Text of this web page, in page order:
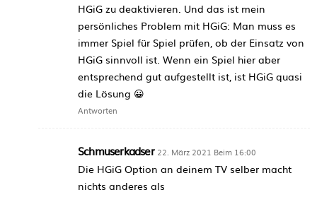
HGiG zu deaktivieren. Und das ist mein
persönliches Problem mit HGiG: Man muss es
immer Spiel für Spiel prüfen, ob der Einsatz von
HGiG sinnvoll ist. Wenn ein Spiel hier aber
entsprechend gut aufgestellt ist, ist HGiG quasi
die Lösung 😀
Antworten
Schmuserkadser 22. März 2021 Beim 16:00
Die HGiG Option an deinem TV selber macht
nichts anderes als